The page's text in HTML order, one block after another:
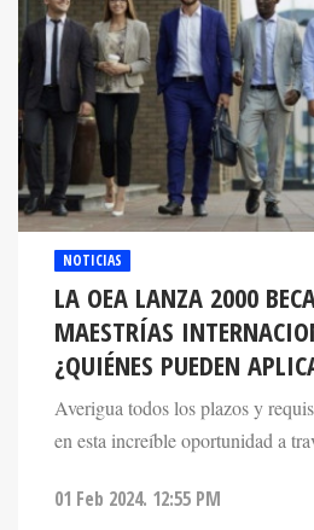
NOTICIAS
LA OEA LANZA 2000
MAESTRÍAS
¿QUIÉNES PUEDEN
Averigua todos los plazos y
en esta increíble oportunidad a
01 Feb 2024. 12:55 PM